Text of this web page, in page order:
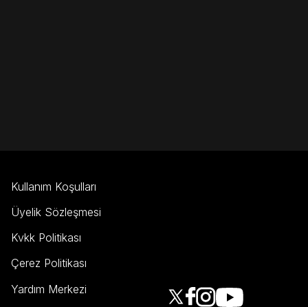
Kullanım Koşulları
Üyelik Sözleşmesi
Kvkk Politikası
Çerez Politikası
Yardım Merkezi